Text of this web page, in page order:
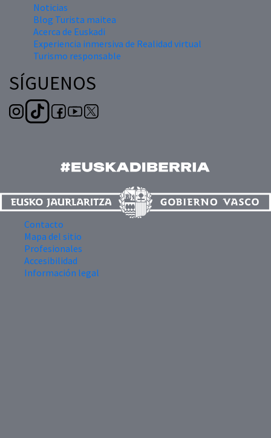
Noticias
Blog Turista maitea
Acerca de Euskadi
Experiencia inmersiva de Realidad virtual
Turismo responsable
SÍGUENOS
Contacto
Mapa del sitio
Profesionales
Accesibilidad
Información legal